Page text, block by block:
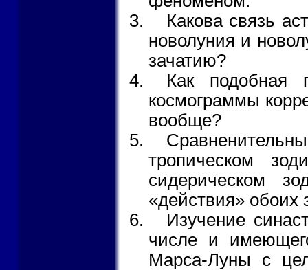
Какова связь
новолуния и
зачатию?
Как подобная
космограммы
вообще?
тропическом
сидерическом
«действия» обоих
Изучение
числе и
Марса-Луны с